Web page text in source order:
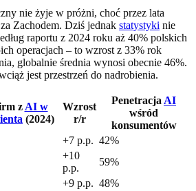
nie żyje w próżni, choć przez lata
Zachodem. Dziś jednak statystyki nie
raportu z 2024 roku aż 40% polskich
operacjach – to wzrost z 33% rok
globalnie średnia wynosi obecnie 46%.
jest przestrzeń do nadrobienia.
z AI w
(2024)
Wzrost
r/r
Penetracja AI
wśród
konsumentów
+7 p.p. 42%
+10
p.p.
59%
+9 p.p. 48%